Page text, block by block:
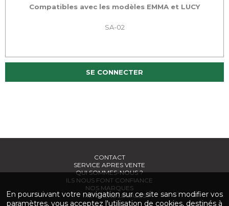
Compatibles avec les modèles EMMA et LUCY
SA-02
SE CONNECTER
CONTACT
SERVICE APRES VENTE
QUI SOMMES-NOUS ?
ILS NOUS FONT CONFIANCE
NOS MARQUES
MENTIONS LÉGALES
En poursuivant votre navigation sur ce site sans modifier vos
paramètres, vous acceptez l'utilisation de cookies, destinés à